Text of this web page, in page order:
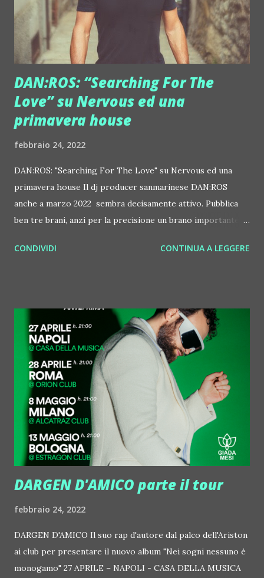
Questo è un impegno culturale e una funzione sociale che
rende unico il No'hma; una "disse...
DAN:ROS: “Searching For The
Love” su Nervous ed una
primavera house
febbraio 24, 2022
DAN:ROS: "Searching For The Love" su Nervous ed una
primavera house Il dj producer sanmarinese DAN:ROS
anche a marzo 2022 sembra decisamente attivo. Pubblica
ben tre brani, anzi per la precisione un brano importante e
uscita il 4 marzo, si chiama "Searching For The Love", l'ha
con una label come Nervous è sia un grande traguardo sia il
punto di partenza per nuove avventure professionali e
musicali", spiega l'artista. Lo stesso giorno, esce anche il
DAN:ROS remix di Romeo's Fault "You Are The Reason" su
(Anticodon), mentre il 25 marzo arriva un altro remix,
quello di Sammy Deuce - "Bring Back My Love" (Groovy
Riddim Records). Chi è DAN:ROS? Originario di San Marino,
Danilo Rossini, al mixer DA...
CONDIVIDI CONTINUA A LEGGERE
DARGEN D'AMICO parte il tour
febbraio 24, 2022
DARGEN D'AMICO Il suo rap d'autore dal palco dell'Ariston
ai club per presentare il nuovo album "Nei sogni nessuno è
monogamo" 27 APRILE – NAPOLI - CASA DELLA MUSICA